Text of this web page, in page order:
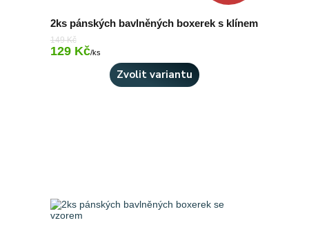
2ks pánských bavlněných boxerek s klínem
149 Kč
129 Kč/ks
Zvolit variantu